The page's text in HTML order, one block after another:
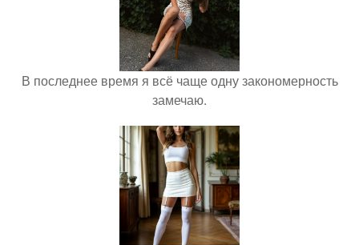
В последнее время я всё чаще одну закономерность
замечаю.